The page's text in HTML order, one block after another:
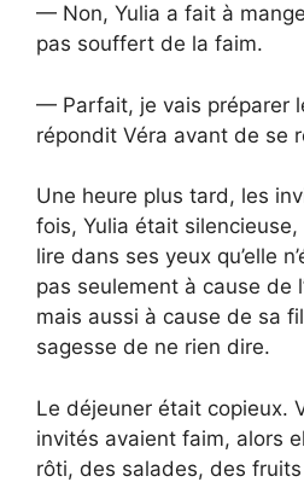
— Non, Yulia a fait à
pas souffert de la faim.
— Parfait, je vais préparer
répondit Véra avant de se
Une heure plus tard, les
fois, Yulia était
lire dans ses yeux qu’elle
pas seulement à cause de
mais aussi à cause de sa
sagesse de ne rien dire.
Le déjeuner était copieux.
invités avaient faim, alors
rôti, des salades, des